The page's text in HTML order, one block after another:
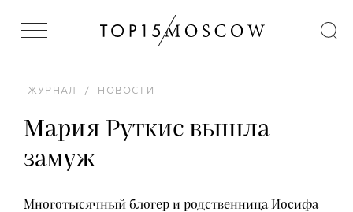
ЖУРНАЛ / НОВОСТИ
Мария Руткис вышла
замуж
Многотысячный блогер и родственница Иосифа